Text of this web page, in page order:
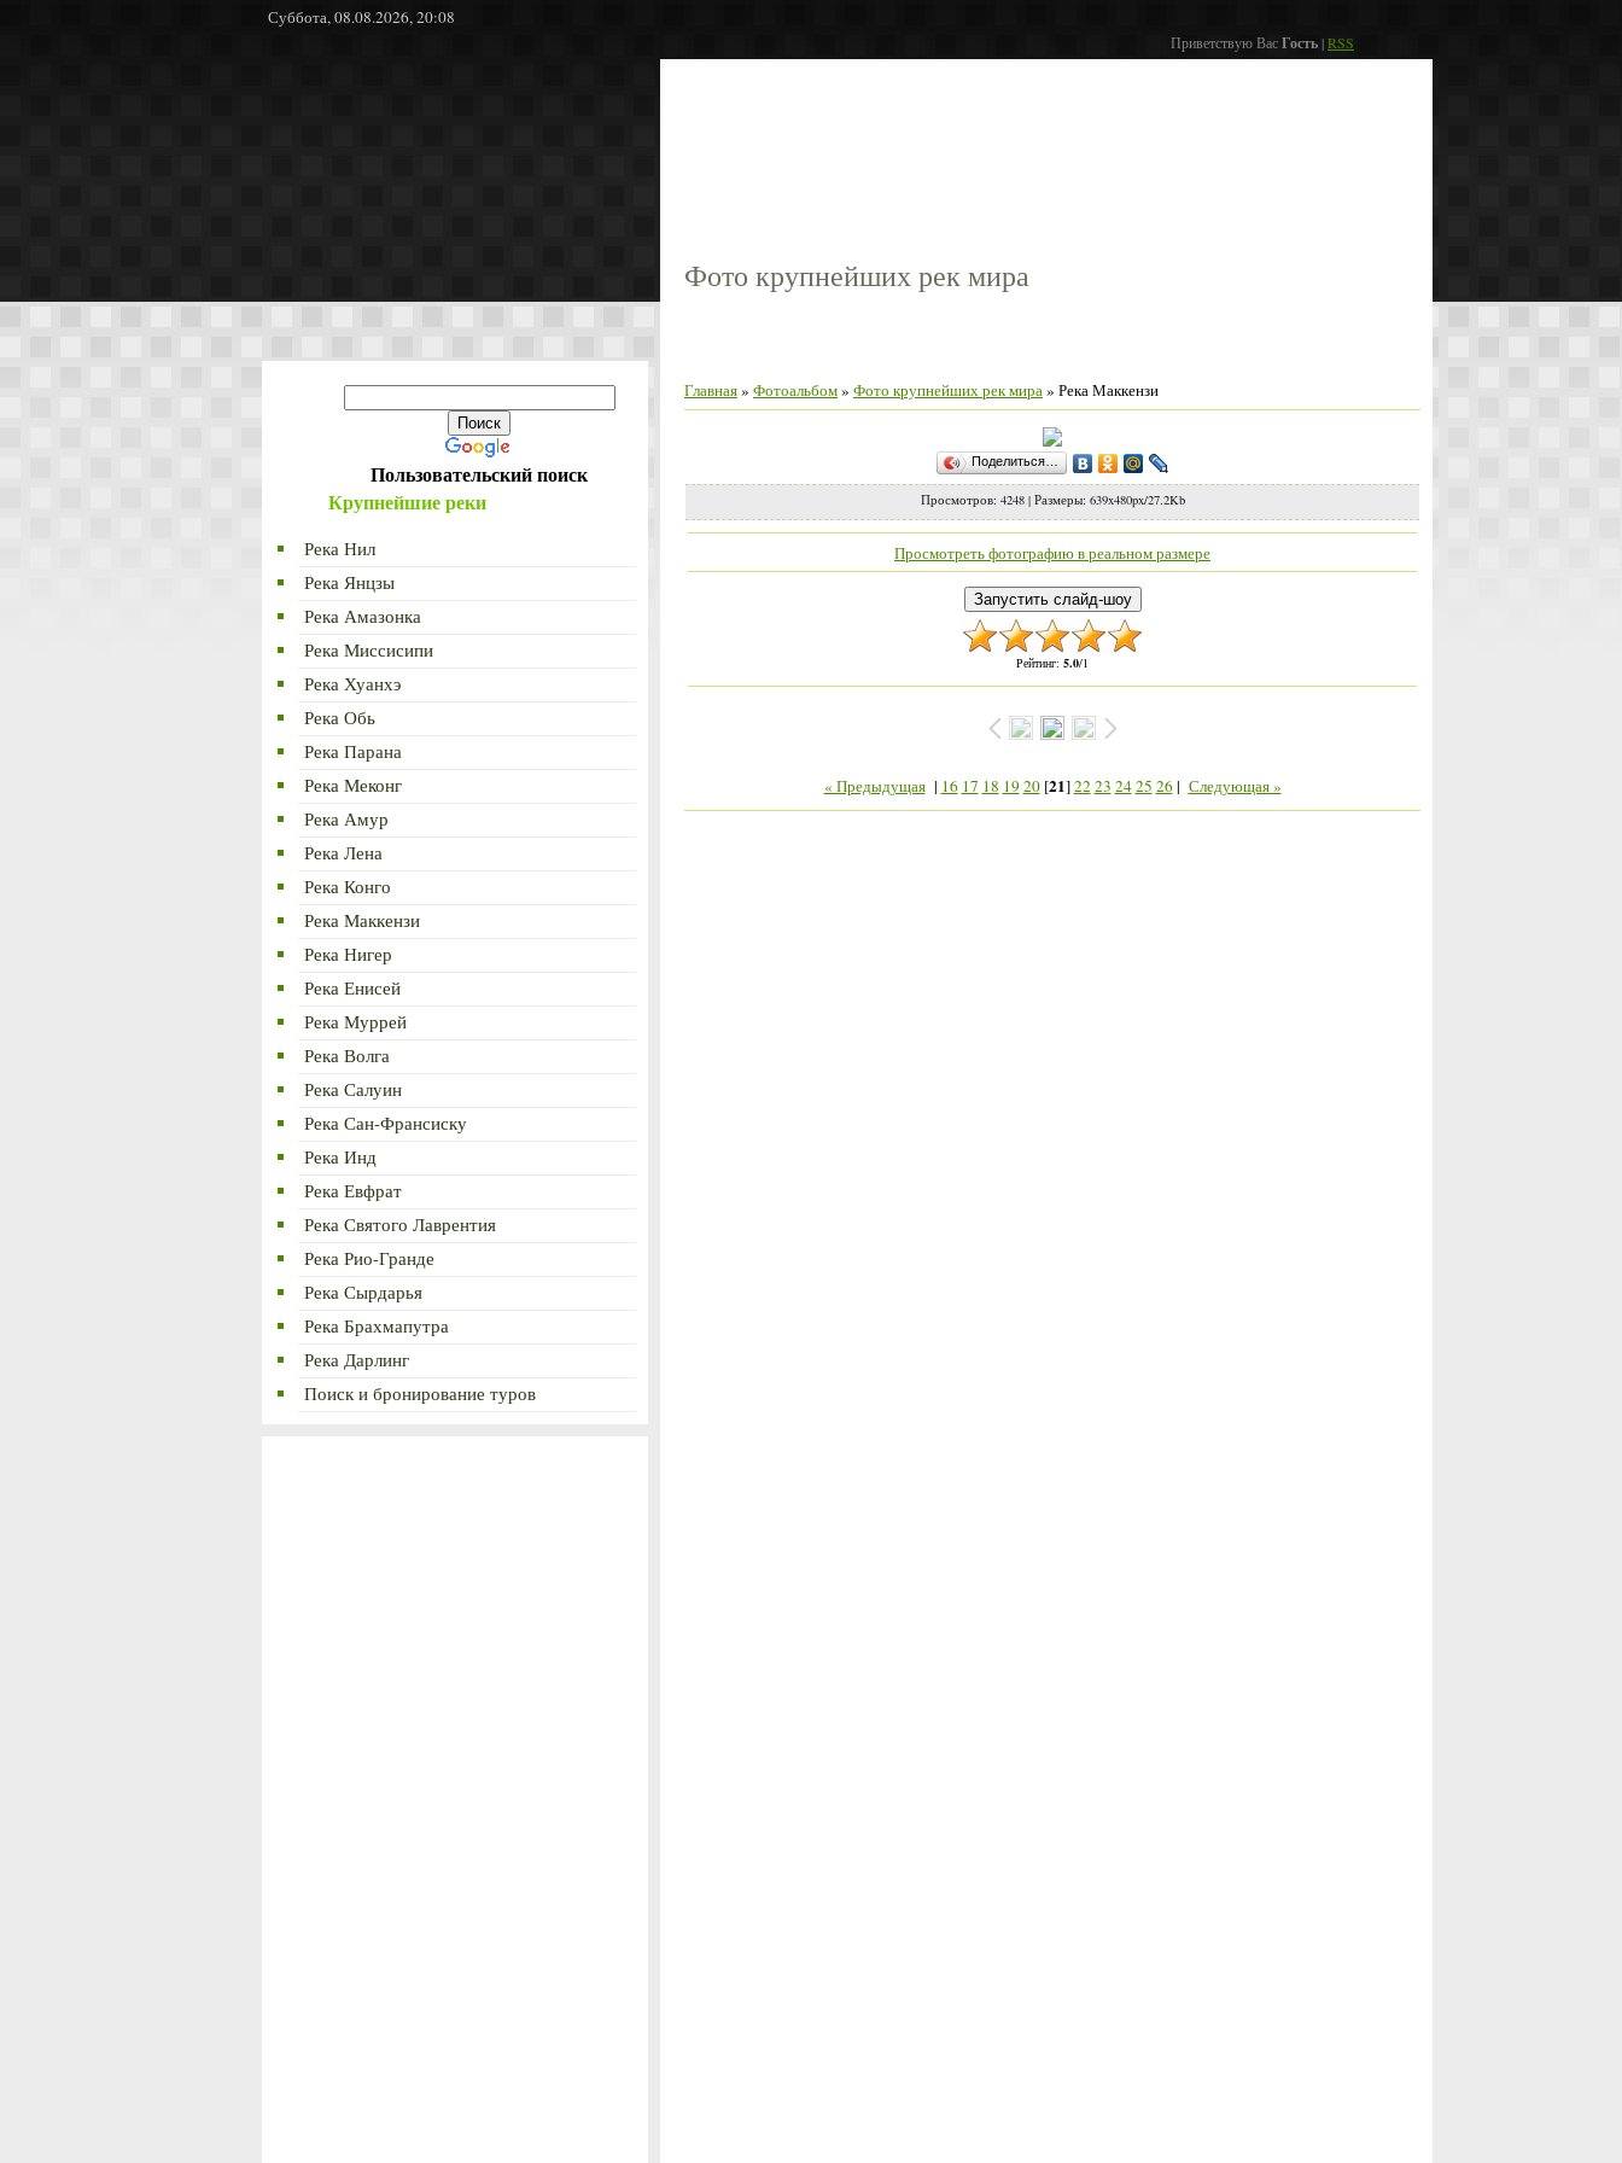
Суббота, 08.08.2026, 20:08
Приветствую ВасГость|RSS
Пользовательский поиск
Крупнейшие реки
Река Нил
Река Янцзы
Река Амазонка
Река Миссисипи
Река Хуанхэ
Река Обь
Река Парана
Река Меконг
Река Амур
Река Лена
Река Конго
Река Маккензи
Река Нигер
Река Енисей
Река Муррей
Река Волга
Река Салуин
Река Сан-Франсиску
Река Инд
Река Евфрат
Река Святого Лаврентия
Река Рио-Гранде
Река Сырдарья
Река Брахмапутра
Река Дарлинг
Поиск и бронирование туров
Фото крупнейших рек мира
Главная» Фотоальбом» Фото крупнейших рек мира» Река Маккензи
Поделиться…
Просмотров: 4248 | Размеры: 639x480px/27.2Kb
Просмотреть фотографию в реальном размере
Рейтинг: 5.0/1
« Предыдущая| 16 17 18 19 20[21]2223 2425 26| Следующая »